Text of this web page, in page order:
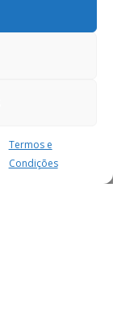
Termos e
Condições